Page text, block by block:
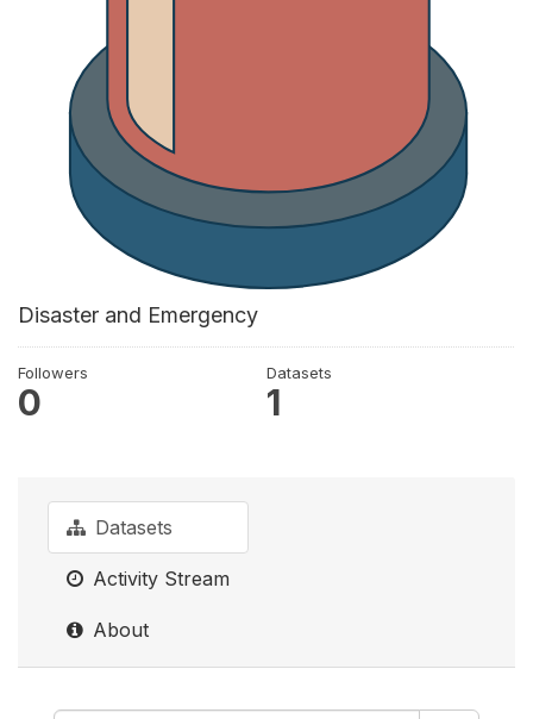
Disaster and Emergency
Followers
0
Datasets
1
Datasets
Activity Stream
About